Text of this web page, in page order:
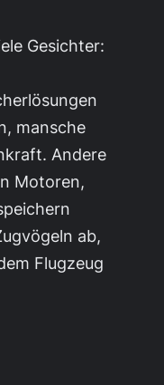
Gesichter:
mansche
Andere
Motoren,
ab,
Flugzeug